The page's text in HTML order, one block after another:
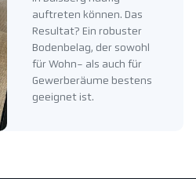
auftreten können. Das
Resultat? Ein robuster
Bodenbelag, der sowohl
für Wohn- als auch für
Gewerberäume bestens
geeignet ist.